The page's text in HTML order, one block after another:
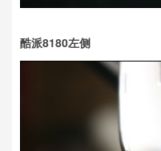
酷派8180左侧